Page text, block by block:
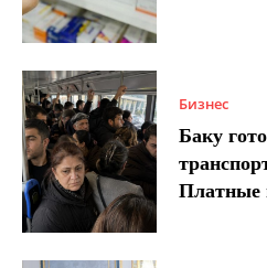
Бизнес
Баку
Платные